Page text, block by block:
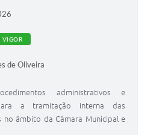
VIGOR
de Oliveira
administrativos e
a tramitação interna das
no âmbito da Câmara Municipal e